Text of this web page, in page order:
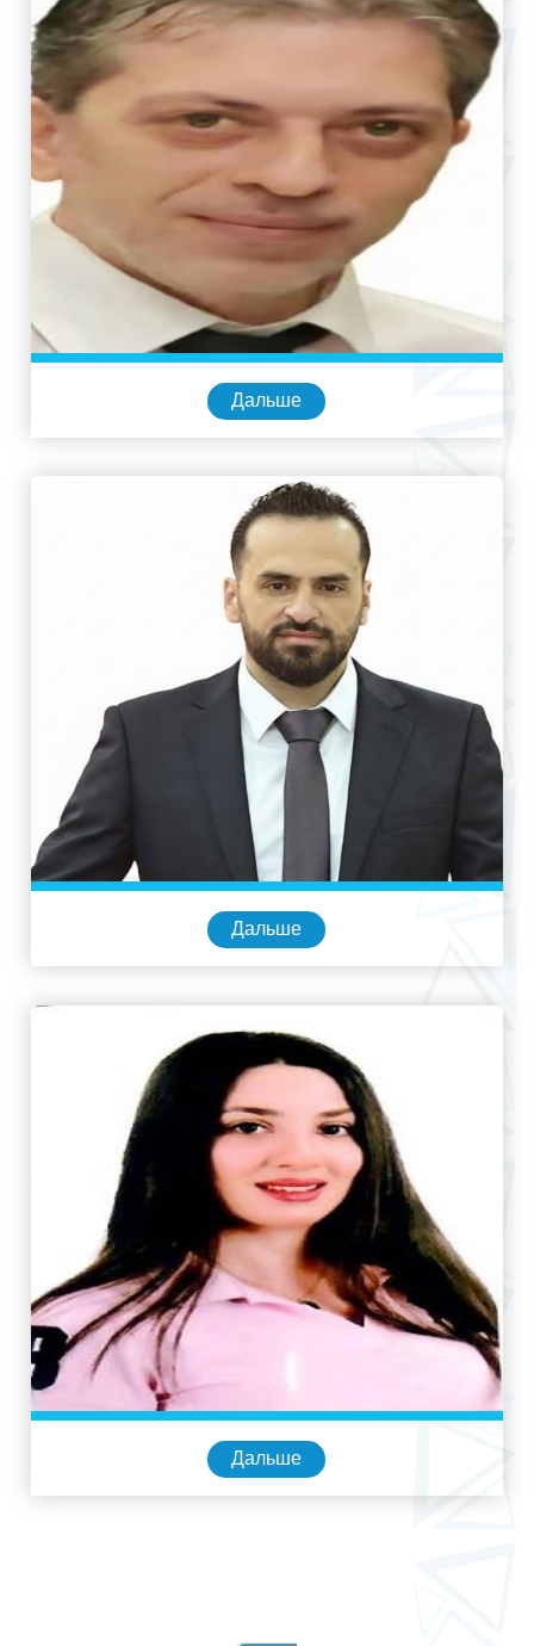
Дальше
Дальше
Дальше